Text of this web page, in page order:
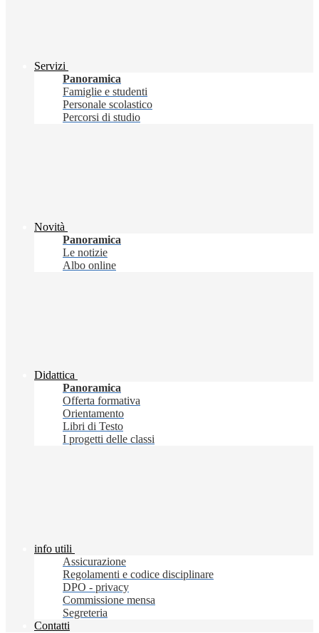
Servizi
Panoramica
Famiglie e studenti
Personale scolastico
Percorsi di studio
Novità
Panoramica
Le notizie
Albo online
Didattica
Panoramica
Offerta formativa
Orientamento
Libri di Testo
I progetti delle classi
info utili
Assicurazione
Regolamenti e codice disciplinare
DPO - privacy
Commissione mensa
Segreteria
Contatti